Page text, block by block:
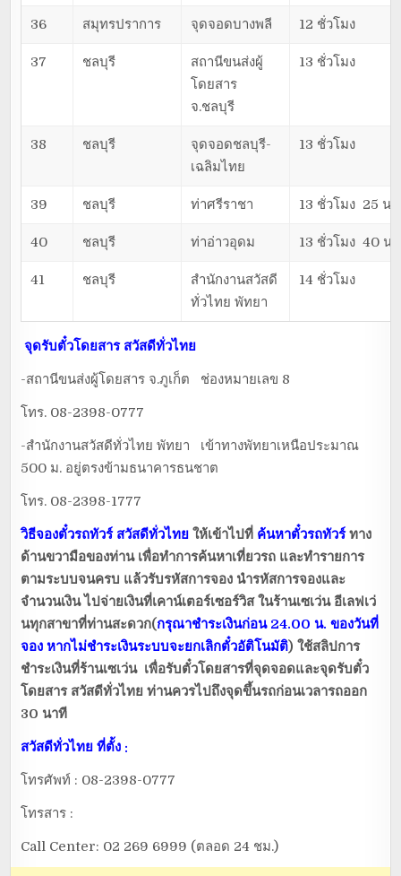
36 สมุทรปราการ จุดจอดบางพลี 12 ชั่วโมง
37 ชลบุรี
สถานีขนส่งผู้
โดยสาร
จ.ชลบุรี
13 ชั่วโมง
38 ชลบุรี
จุดจอดชลบุรี-
เฉลิมไทย
13 ชั่วโมง
39 ชลบุรี ท่าศรีราชา 13 ชั่วโมง 25 น
40 ชลบุรี ท่าอ่าวอุดม 13 ชั่วโมง 40 น
41 ชลบุรี
สำนักงานสวัสดี
ทั่วไทย พัทยา
14 ชั่วโมง
จุดรับตั๋วโดยสาร สวัสดีทั่วไทย
-สถานีขนส่งผู้โดยสาร จ.ภูเก็ต ช่องหมายเลข 8
โทร. 08-2398-0777
-สำนักงานสวัสดีทั่วไทย พัทยา เข้าทางพัทยาเหนือประมาณ
500 ม. อยู่ตรงข้ามธนาคารธนชาต
โทร. 08-2398-1777
วิธีจองตั๋วรถทัวร์ สวัสดีทั่วไทย ให้เข้าไปที่ ค้นหาตั๋วรถทัวร์ทาง
ด้านขวามือของท่าน เพื่อทำการค้นหาเที่ยวรถ และทำรายการ
ตามระบบจนครบ แล้วรับรหัสการจอง นำรหัสการจองและ
จำนวนเงิน ไปจ่ายเงินที่เคาน์เตอร์เซอร์วิส ในร้านเซเว่น อีเลฟเว่
นทุกสาขาที่ท่านสะดวก(กรุณาชำระเงินก่อน 24.00 น. ของวันที่
จอง หากไม่ชำระเงินระบบจะยกเลิกตั๋วอัติโนมัติ) ใช้สลิปการ
ชำระเงินที่ร้านเซเว่น เพื่อรับตั๋วโดยสารที่จุดจอดและจุดรับตั๋ว
โดยสาร สวัสดีทั่วไทย ท่านควรไปถึงจุดขึ้นรถก่อนเวลารถออก
30 นาที
สวัสดีทั่วไทย ที่ตั้ง :
โทรศัพท์ : 08-2398-0777
โทรสาร :
Call Center: 02 269 6999 (ตลอด 24 ชม.)